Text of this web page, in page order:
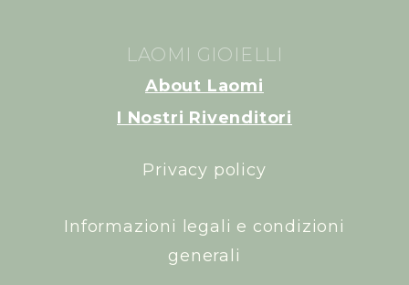
LAOMI GIOIELLI
About Laomi
I Nostri Rivenditori
Privacy policy
Informazioni legali e condizioni
generali